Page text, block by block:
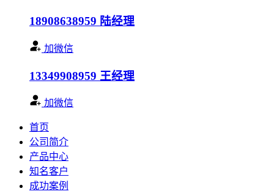
18908638959 陆经理
加微信
13349908959 王经理
加微信
首页
公司简介
产品中心
知名客户
成功案例